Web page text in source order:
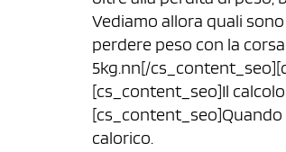
Vediamo allora quali
perdere peso con la
5kg.nn[/
[cs_content_seo]Il
calorico.